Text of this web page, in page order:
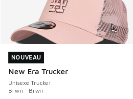
NOUVEAU
New Era Trucker
Unisexe Trucker
Brwn - Brwn
NOUVEAU